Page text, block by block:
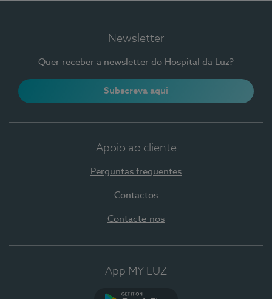
Newsletter
Quer receber a newsletter do Hospital da Luz?
Subscreva aqui
Apoio ao cliente
Perguntas frequentes
Contactos
Contacte-nos
App MY LUZ